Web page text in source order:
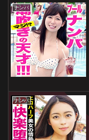
ナンパ
ナンパ